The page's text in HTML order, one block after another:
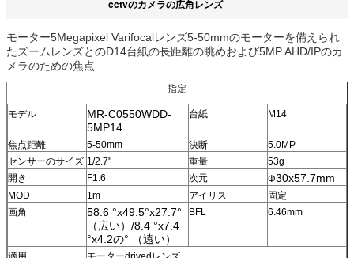
cctvのカメラの広角レンズ
モーター5Megapixel Varifocalレンズ5-50mmのモーターを備えられ
たズームレンズとのD14台紙の長距離の眺めおよび5MP AHD/IPのカ
メラのための焦点
指定
モデル
MR-C0550WDD-
5MP14
台紙 M14
焦点距離 5-50mm 決断
5.0MP
センサーのサイズ 1/2.7" 重量
53g
開き
F1.6 次元 Φ30x57.7mm
MOD 1m アイリス
固定
画角
58.6 °x49.5°x27.7°
（広い）/8.4 °x7.4
°x4.2の° （遠い）
BFL 6.46mm